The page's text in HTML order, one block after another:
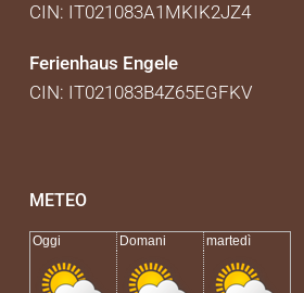
CIN: IT021083A1MKIK2JZ4
Ferienhaus Engele
CIN: IT021083B4Z65EGFKV
METEO
Oggi Domani martedì